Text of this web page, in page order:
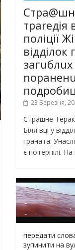
траrедія
поліції
відділок
загuблuх
23 Березня,
Страшне
Біляївці у
граната.
є потерпілі. На
передати
зупинити на